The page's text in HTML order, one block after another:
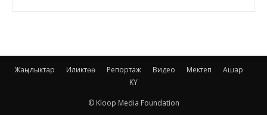
Жаңылыктар Иликтөө Репортаж Видео Мектеп
Ашар
KY
© Kloop Media Foundation